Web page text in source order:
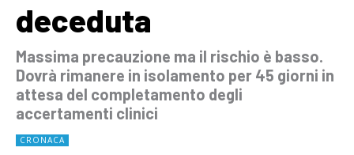
deceduta
Massima precauzione ma il rischio è basso.
Dovrà rimanere in isolamento per 45 giorni in
attesa del completamento degli
accertamenti clinici
CRONACA